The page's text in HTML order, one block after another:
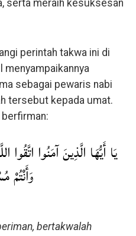
serta meraih kesuksesan
perintah takwa ini di
menyampaikannya
sebagai pewaris nabi
tersebut kepada umat.
berfirman:
يَا أَيُّهَا الَّذِينَ آمَنُوا اتَّقُوا
وَأَنْتُمْ
bertakwalah